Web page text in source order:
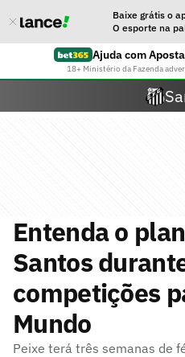
Baixe grátis o
O esporte na
Ajuda com
18+ Ministério da Fazenda
Entenda o
Santos
competições
Mundo
Peixe terá três semanas de